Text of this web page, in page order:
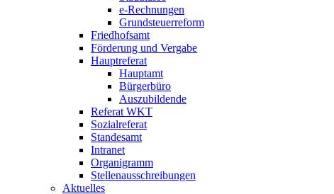
e-Rechnungen
Grundsteuerreform
Friedhofsamt
Förderung und Vergabe
Hauptreferat
Hauptamt
Bürgerbüro
Auszubildende
Referat WKT
Sozialreferat
Standesamt
Intranet
Organigramm
Stellenausschreibungen
Aktuelles